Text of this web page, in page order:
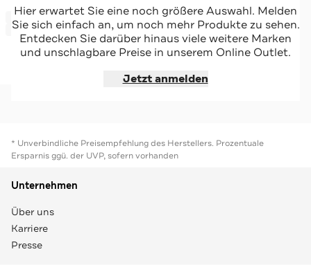
DICKIES
Steppjacke schwarz
-53%*
Sale
Jetzt shoppen
Hier erwartet Sie eine noch größere Auswahl. Melden
Sie sich einfach an, um noch mehr Produkte zu sehen.
Entdecken Sie darüber hinaus viele weitere Marken
und unschlagbare Preise in unserem Online Outlet.
Jetzt anmelden
* Unverbindliche Preisempfehlung des Herstellers. Prozentuale
Ersparnis ggü. der UVP, sofern vorhanden
Unternehmen
Über uns
Karriere
Presse